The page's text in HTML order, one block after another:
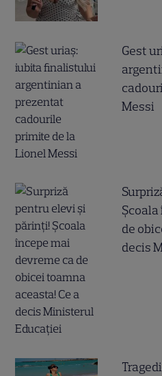
Gest
Messi
de
decis